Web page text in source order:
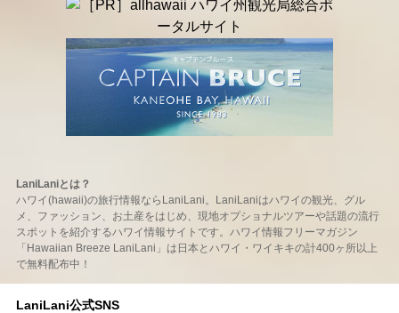
LaniLaniとは？
ハワイ(hawaii)の旅行情報ならLaniLani。LaniLaniはハワイの観光、グル
メ、ファッション、お土産をはじめ、現地オプショナルツアーや話題の流行
スポットを紹介するハワイ情報サイトです。ハワイ情報フリーマガジン
「Hawaiian Breeze LaniLani」は日本とハワイ・ワイキキの計400ヶ所以上
で無料配布中！
LaniLani公式SNS